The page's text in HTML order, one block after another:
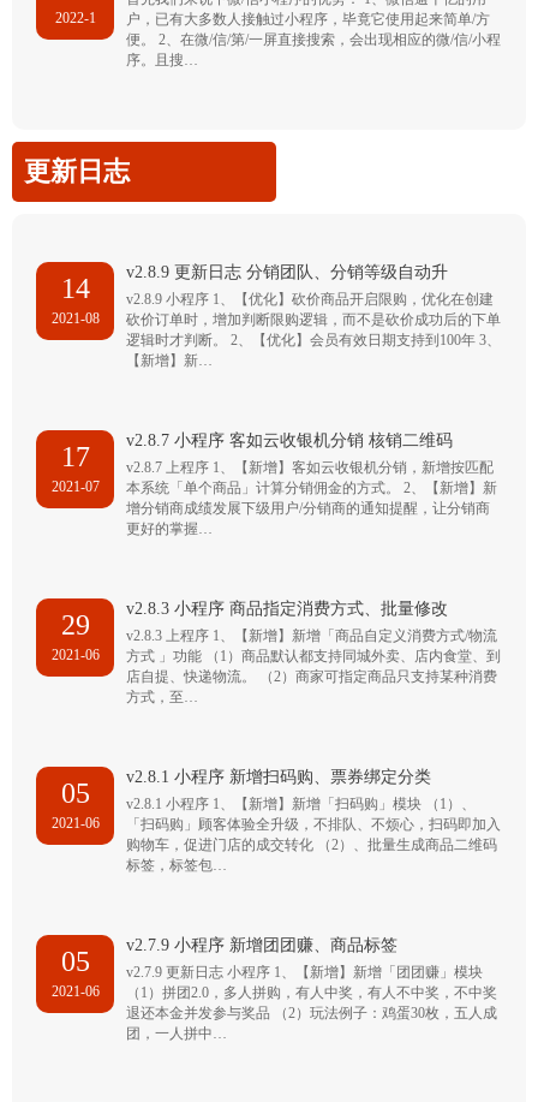
2022-1
户，已有大多数人接触过小程序，毕竟它使用起来简单/方
便。 2、在微/信/第/一屏直接搜索，会出现相应的微/信/小程
序。且搜…
更新日志
14
2021-08
v2.8.9 更新日志 分销团队、分销等级自动升
v2.8.9 小程序 1、【优化】砍价商品开启限购，优化在创建
砍价订单时，增加判断限购逻辑，而不是砍价成功后的下单
逻辑时才判断。 2、【优化】会员有效日期支持到100年 3、
【新增】新…
17
2021-07
v2.8.7 小程序 客如云收银机分销 核销二维码
v2.8.7 上程序 1、【新增】客如云收银机分销，新增按匹配
本系统「单个商品」计算分销佣金的方式。 2、【新增】新
增分销商成绩发展下级用户/分销商的通知提醒，让分销商
更好的掌握…
29
2021-06
v2.8.3 小程序 商品指定消费方式、批量修改
v2.8.3 上程序 1、【新增】新增「商品自定义消费方式/物流
方式 」功能 （1）商品默认都支持同城外卖、店内食堂、到
店自提、快递物流。 （2）商家可指定商品只支持某种消费
方式，至…
05
2021-06
v2.8.1 小程序 新增扫码购、票券绑定分类
v2.8.1 小程序 1、【新增】新增「扫码购」模块 （1）、
「扫码购」顾客体验全升级，不排队、不烦心，扫码即加入
购物车，促进门店的成交转化 （2）、批量生成商品二维码
标签，标签包…
05
2021-06
v2.7.9 小程序 新增团团赚、商品标签
v2.7.9 更新日志 小程序 1、【新增】新增「团团赚」模块
（1）拼团2.0，多人拼购，有人中奖，有人不中奖，不中奖
退还本金并发参与奖品 （2）玩法例子：鸡蛋30枚，五人成
团，一人拼中…